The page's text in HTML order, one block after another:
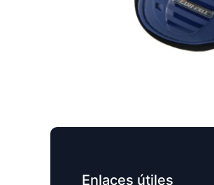
Enlaces útiles